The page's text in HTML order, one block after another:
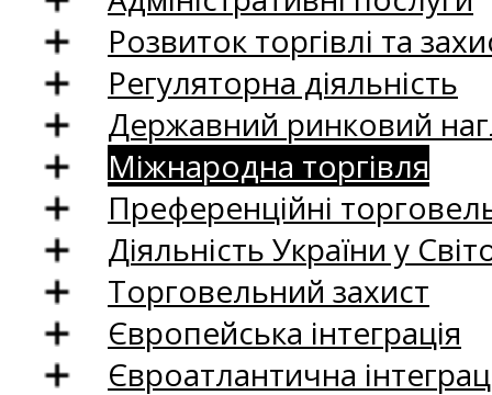
Розвиток торгівлі та
Регуляторна діяльність
Державний ринковий
Міжнародна торгівля
Преференційні
Діяльність України у
Торговельний захист
Європейська інтеграція
Євроатлантична